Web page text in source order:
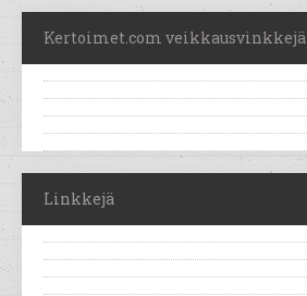
Kertoimet.com veikkausvinkkejä
Linkkejä